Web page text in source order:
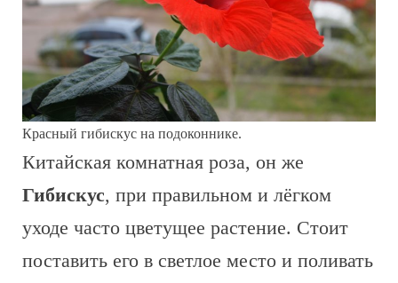
Красный гибискус на подоконнике.
Китайская комнатная роза, он же
Гибискус, при правильном и лёгком
уходе часто цветущее растение. Стоит
поставить его в светлое место и поливать